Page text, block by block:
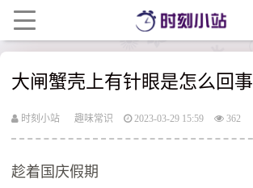
大闸蟹壳上有针眼是怎么回事
时刻小站 趣味常识 2023-03-29 15:59 362
趁着国庆假期